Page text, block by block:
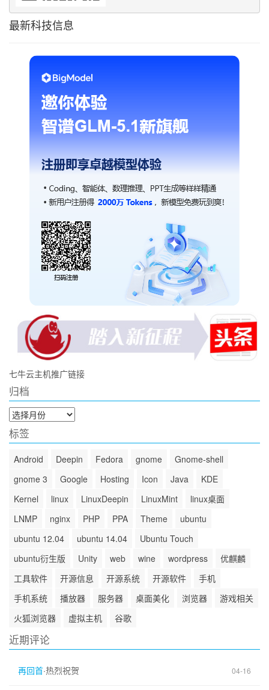
最新科技信息
七牛云主机推广链接
归档
归
档
标签
Android Deepin Fedora gnome
Gnome-shell
gnome 3
Google Hosting Icon Java
KDE
Kernel
linux LinuxDeepin LinuxMint
linux桌面
LNMP
nginx PHP PPA Theme
ubuntu
ubuntu 12.04
ubuntu 14.04
Ubuntu Touch
ubuntu衍生版
Unity web wine wordpress
优麒麟
工具软件
开源信息 开源系统 开源软件
手机
手机系统
播放器 服务器 桌面美化 浏览器
游戏相关
火狐浏览器
虚拟主机 谷歌
近期评论
再回首·热烈祝贺 04-16